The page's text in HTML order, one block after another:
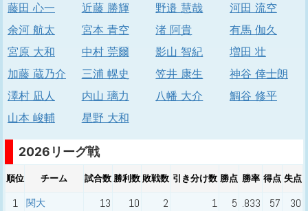
藤田 心一
近藤 勝輝 野邉 慧哉
河田 流空
余河 航太
宮本 青空 渚 阿貴
有馬 伽久
宮原 大和
中村 莞爾 影山 智紀
増田 壮
加藤 蔵乃介
三浦 幌史 笠井 康生
神谷 倖士朗
澤村 凪人
内山 璃力 八幡 大介
鯛谷 修平
山本 峻輔
星野 大和
2026リーグ戦
順位 チーム 試合数 勝利数 敗戦数 引き分け数 勝点 勝率 得点 失点
1 関大 13 10 2 1 5 .833 57
30